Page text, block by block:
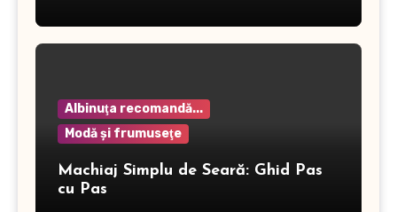
Albinuţa recomandă...
Modă şi frumuseţe
Machiaj Simplu de Seară: Ghid Pas
cu Pas